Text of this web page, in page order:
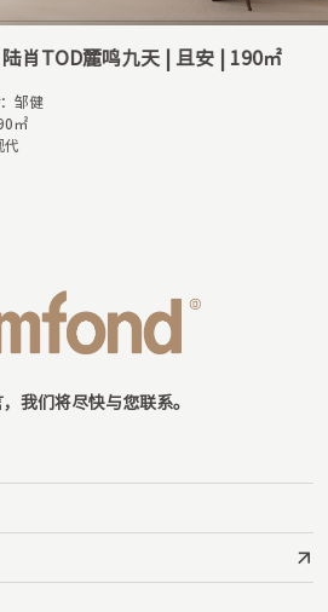
| 且安 | 190㎡
我们将尽快与您联系。